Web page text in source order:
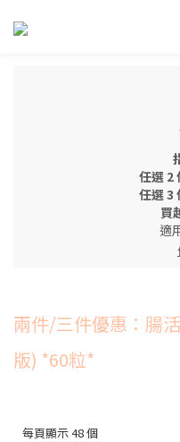
任選 2
任選 3
買
適
兩件/三件優惠：腸
版) *60粒*
每頁顯示 48 個